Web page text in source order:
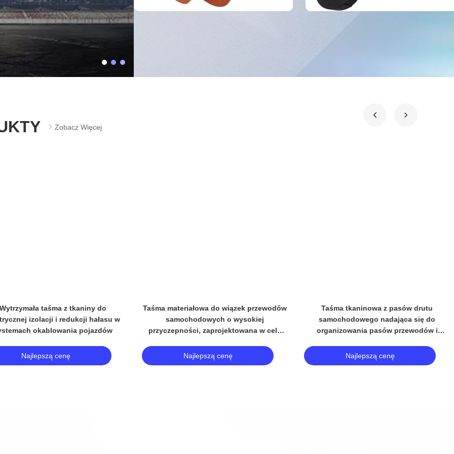
Zobacz Więcej
samochodowe, pasy, taśmy
tkaninowe, ochrona drutu
Najlepszą cenę
Czarno-pomarańczowa taśma tkaninowa
do przewodu drutu 0,16 mm grubość dla
kabli samochodowych
Najlepszą cenę
Taśma z materiału włókienniczego z
poliestru PET do opakowań do
samochodów
Najlepszą cenę